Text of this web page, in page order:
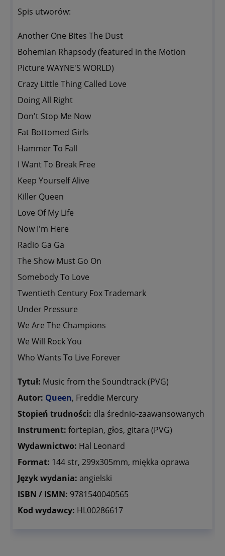
Spis utworów:
Another One Bites The Dust
Bohemian Rhapsody (featured in the Motion
Picture WAYNE'S WORLD)
Crazy Little Thing Called Love
Doing All Right
Don't Stop Me Now
Fat Bottomed Girls
Hammer To Fall
I Want To Break Free
Keep Yourself Alive
Killer Queen
Love Of My Life
Now I'm Here
Radio Ga Ga
The Show Must Go On
Somebody To Love
Twentieth Century Fox Trademark
Under Pressure
We Are The Champions
We Will Rock You
Who Wants To Live Forever
Tytuł: Music from the Soundtrack (PVG)
Autor: Queen, Freddie Mercury
Stopień trudności: dla średnio-zaawansowanych
Instrument: fortepian, głos, gitara (PVG)
Wydawnictwo: Hal Leonard
Format: 144 str, 299x305mm, miękka oprawa
Język wydania: angielski
ISBN / ISMN: 9781540040565
Kod wydawcy: HL00286617